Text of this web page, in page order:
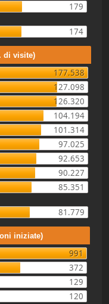
179
174
di visite)
177.538
127.098
126.320
104.194
101.314
97.025
92.653
90.227
85.351
81.779
iniziate)
991
372
129
120